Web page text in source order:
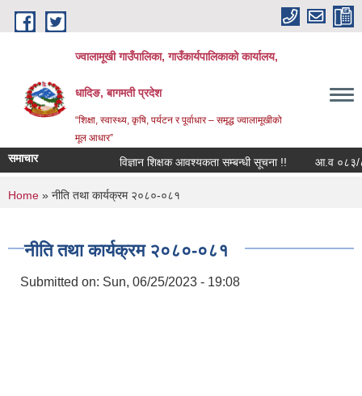
Skip to main content
ज्वालामूखी गाउँपालिका, गाउँकार्यपालिकाको कार्यालय,
धादिङ, बागमती प्रदेश
“शिक्षा, स्वास्थ्य, कृषि, पर्यटन र पूर्वाधार – समृद्ध ज्वालामूखीको
मूल आधार”
समाचार विज्ञान शिक्षक आवश्यकता सम्बन्धी सूचना !! आ.व ०८३/८४
You are here
Home » नीति तथा कार्यक्रम २०८०-०८१
नीति तथा कार्यक्रम २०८०-०८१
Submitted on: Sun, 06/25/2023 - 19:08